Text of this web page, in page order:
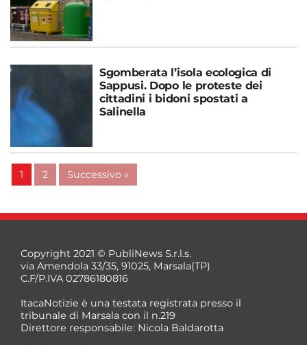
Sgomberata l’isola ecologica di
Sappusi. Dopo le proteste dei
cittadini i bidoni spostati a
Salinella
1 2 Successivo »
Copyright 2021 © PubliNews S.r.l.s.
via Amendola 33/35, 91025, Marsala(TP)
C.F/P.IVA 02786180816
ItacaNotizie è una testata registrata presso il
tribunale di Marsala con il n.219
Direttore responsabile: Nicola Baldarotta